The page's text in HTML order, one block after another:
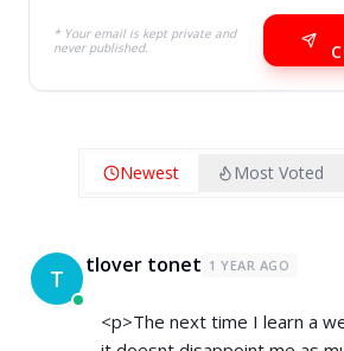
* Your email is kept private and
never published.
Newest Most Voted
T tlover tonet 1 YEAR AGO
<p>The next time I learn a